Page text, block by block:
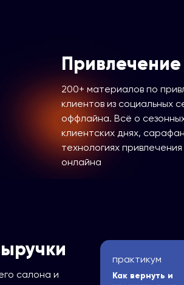
200+ материалов по
клиентов из социальных
оффлайна. Всё о
клиентских днях,
технологиях привлечения
онлайна
практикум
Как вернуть и
салона и